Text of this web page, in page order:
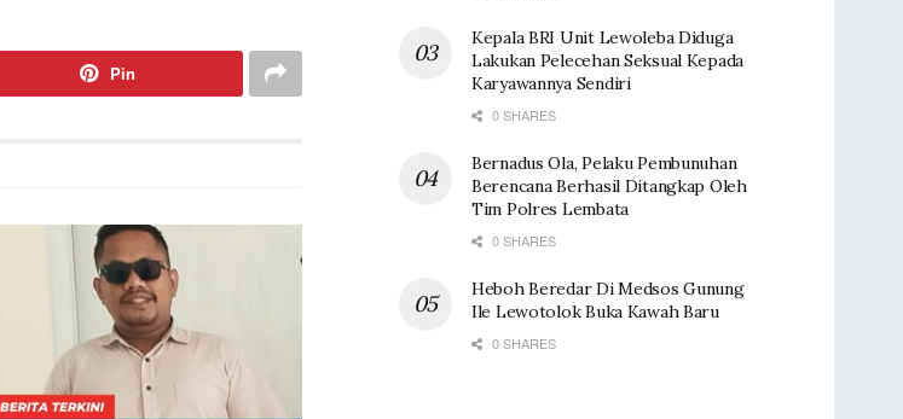
Pin
Kepala BRI Unit Lewoleba Diduga
Lakukan Pelecehan Seksual Kepada
Karyawannya Sendiri
0 SHARES
Bernadus Ola, Pelaku Pembunuhan
Berencana Berhasil Ditangkap Oleh
Tim Polres Lembata
0 SHARES
Heboh Beredar Di Medsos Gunung
Ile Lewotolok Buka Kawah Baru
0 SHARES